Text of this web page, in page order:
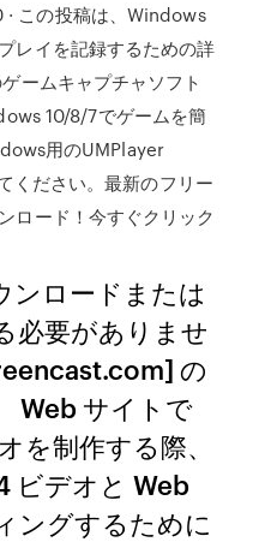
この投稿は、Windows
レイを記録するための詳
ームキャプチャソフト
10/8/7でゲームを簡
用のUMPlayer
ください。最新のフリー
ロード！今すぐクリック
ンロードまたは
必要がありませ
の
Web サイトで
を制作する際、
ビデオと Web
ングするために